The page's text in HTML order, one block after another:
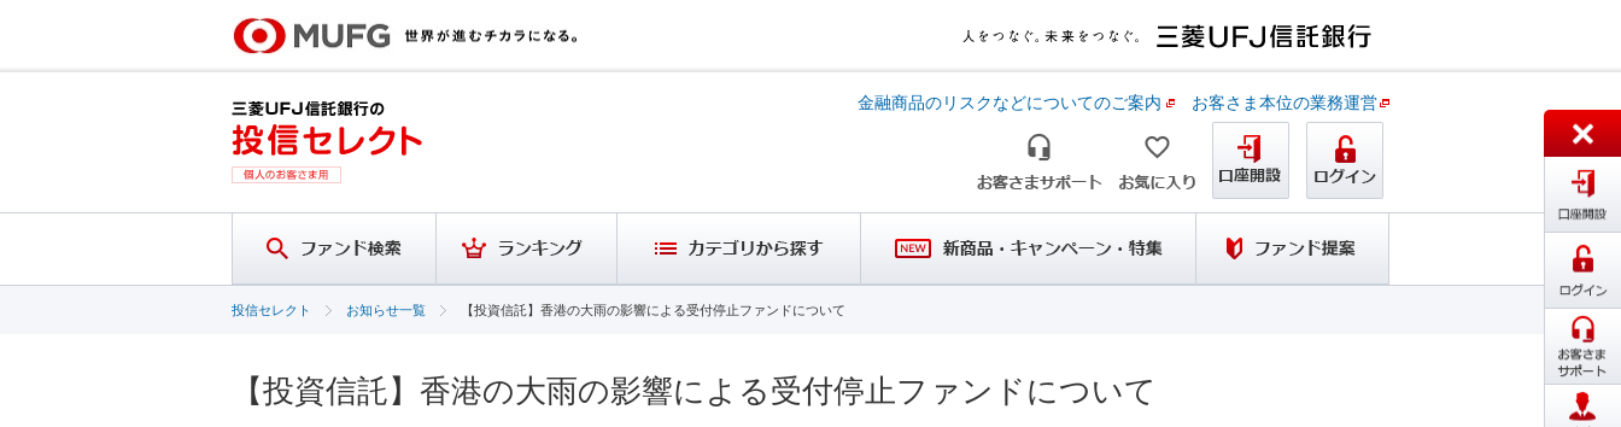
金融商品のリスクなどについてのご案内 お客さま本位の業務運営
投信セレクト お知らせ一覧 【投資信託】香港の大雨の影響による受付停止ファンドについて
【投資信託】香港の大雨の影響による受付停止ファンドについて